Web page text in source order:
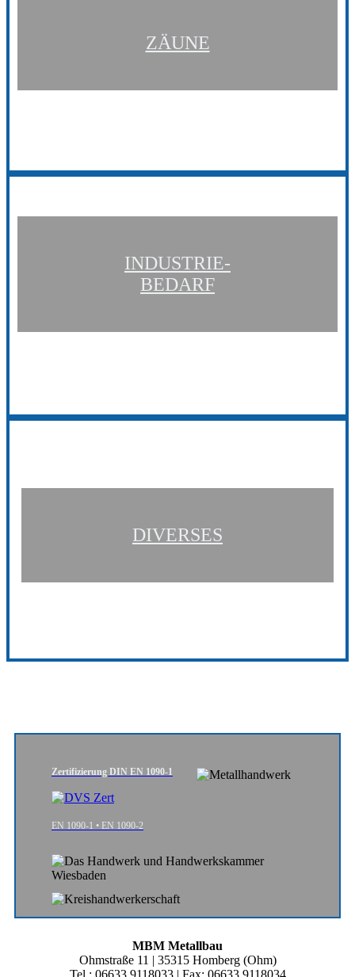
ZÄUNE
INDUSTRIE-
BEDARF
DIVERSES
Zertifizierung DIN EN 1090-1
EN 1090-1 • EN 1090-2
MBM Metallbau
Ohmstraße 11 | 35315 Homberg (Ohm)
Tel.: 06633 9118033 | Fax: 06633 9118034